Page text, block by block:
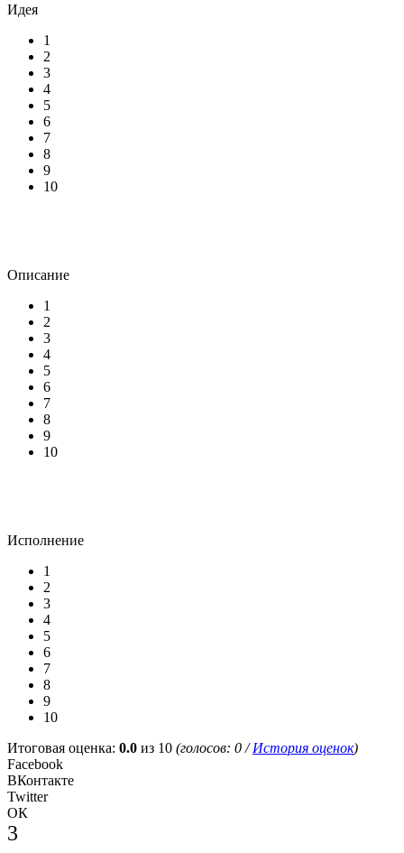
Идея
1
2
3
4
5
6
7
8
9
10
Описание
1
2
3
4
5
6
7
8
9
10
Исполнение
1
2
3
4
5
6
7
8
9
10
Итоговая оценка: 0.0 из 10 (голосов: 0 /История оценок)
Facebook
ВКонтакте
Twitter
ОК
3